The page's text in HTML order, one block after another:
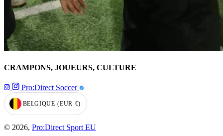
CRAMPONS, JOUEURS, CULTURE
Pro:Direct Soccer
GEOLOCATION BUTTON: BELGIQUE, EUR, €
BELGIQUE (EUR €)
© 2026, Pro:Direct Sport EU